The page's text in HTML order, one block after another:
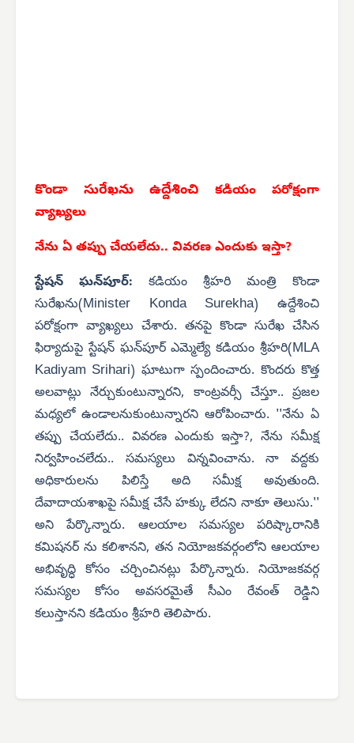
కొండా సురేఖను ఉద్దేశించి కడియంపరోక్షంగా
వ్యాఖ్యలు
నేను ఏ తప్పు చేయలేదు.. వివరణ ఎందుకు ఇస్తా?
స్టేషన్ ఘన్‌పూర్: కడియం శ్రీహరి మంత్రి కొండా
సురేఖను(Minister Konda Surekha) ఉద్దేశించి
పరోక్షంగా వ్యాఖ్యలు చేశారు. తనపై కొండా సురేఖ చేసిన
ఫిర్యాదుపై స్టేషన్ ఘన్‌పూర్ ఎమ్మెల్యే కడియం శ్రీహరి(MLA
Kadiyam Srihari) ఘాటుగా స్పందించారు. కొందరు కొత్త
అలవాట్లు నేర్చుకుంటున్నారని, కాంట్రవర్సీ చేస్తూ.. ప్రజల
మధ్యలో ఉండాలనుకుంటున్నారని ఆరోపించారు. ''నేను ఏ
తప్పు చేయలేదు.. వివరణ ఎందుకు ఇస్తా?, నేను సమీక్ష
నిర్వహించలేదు.. సమస్యలు విన్నవించాను. నా వద్దకు
అధికారులను పిలిస్తే అది సమీక్ష అవుతుంది.
దేవాదాయశాఖపై సమీక్ష చేసే హక్కు లేదని నాకూ తెలుసు.''
అని పేర్కొన్నారు. ఆలయాల సమస్యల పరిష్కారానికి
కమిషనర్ ను కలిశానని, తన నియోజకవర్గంలోని ఆలయాల
అభివృద్ధి కోసం చర్చించినట్లు పేర్కొన్నారు. నియోజకవర్గ
సమస్యల కోసం అవసరమైతే సీఎం రేవంత్ రెడ్డిని
కలుస్తానని కడియం శ్రీహరి తెలిపారు.